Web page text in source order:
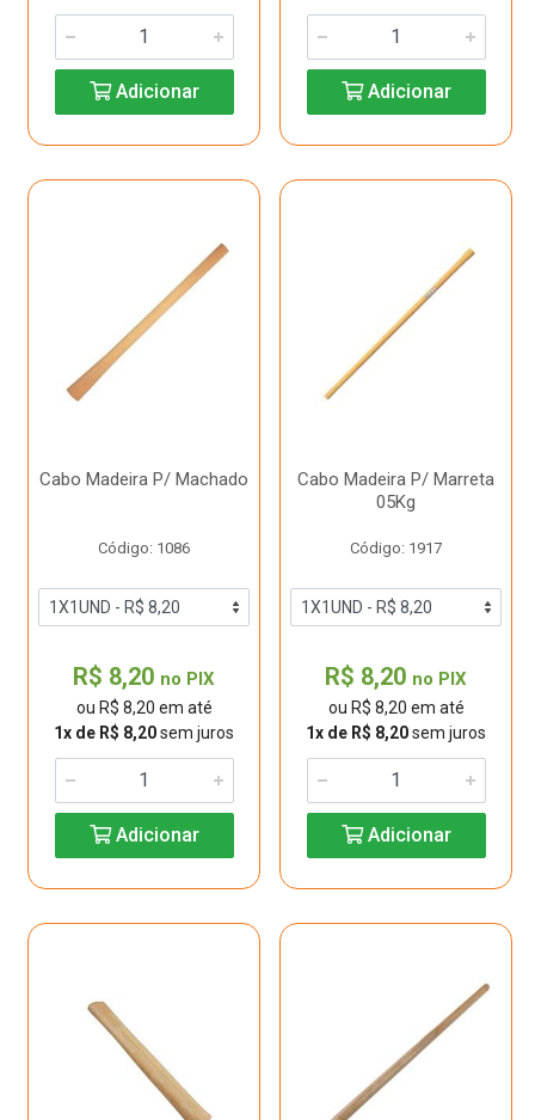
Adicionar Adicionar
Cabo Madeira P/ Machado
Código: 1086
R$ 8,20 no PIX
ou R$ 8,20 em até
1x de R$ 8,20sem juros
Adicionar
Cabo Madeira P/ Marreta
05Kg
Código: 1917
R$ 8,20 no PIX
ou R$ 8,20 em até
1x de R$ 8,20sem juros
Adicionar